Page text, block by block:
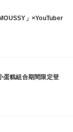
」×YouTuber
蛋糕組合期間限定登